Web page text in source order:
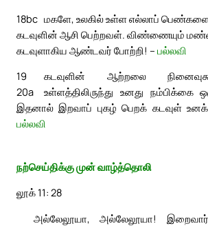
18bc மகளே, உலகில் உள்ள எல்லாப்
கடவுளின் ஆசி பெற்றவள். விண்ணையும்
கடவுளாகிய ஆண்டவர் போற்றி! – பல்லவி
19
கடவுளின் ஆற்றலை
உள்ளத்திலிருந்து உனது நம்பிக்கை
20a
இதனால் இறவாப் புகழ் பெறக் கடவுள்
பல்லவி
நற்செய்திக்கு முன் வாழ்த்தொலி
லூக் 11: 28
அல்லேலூயா, அல்லேலூயா!